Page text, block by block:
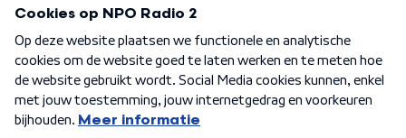
Algemene voorwaarden